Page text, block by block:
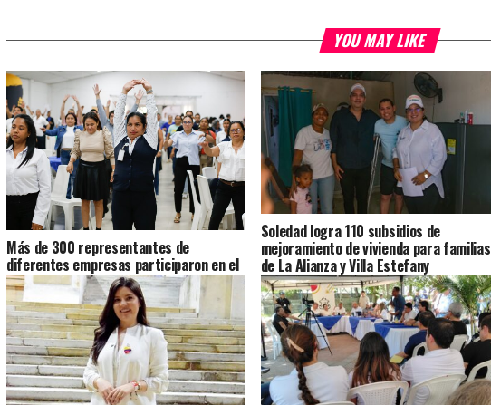
YOU MAY LIKE
Más de 300 representantes de
diferentes empresas participaron en el
4.º Congreso de Seguridad y Salud en el
Trabajo en Soledad
Soledad logra 110 subsidios de
mejoramiento de vivienda para familias
de La Alianza y Villa Estefany